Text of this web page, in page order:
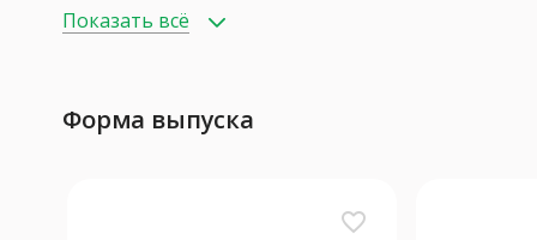
Показать всё
Форма выпуска
favorite_border